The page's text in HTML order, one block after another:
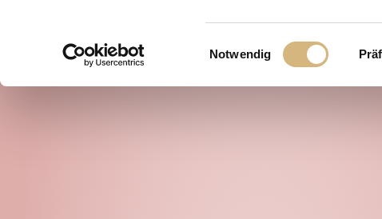
Einwilligungsauswahl
Notwendig